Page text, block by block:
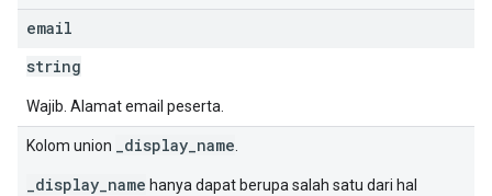
email
string
Wajib. Alamat email peserta.
Kolom union _display_name
_display_name hanya dapat berupa salah satu dari hal